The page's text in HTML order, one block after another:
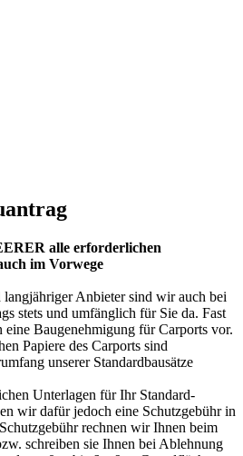
alle erforderlichen
im Vorwege
Anbieter sind wir auch bei
stets und umfänglich für Sie da. Fast
eine Baugenehmigung für Carports vor.
Papiere des Carports sind
unserer Standardbausätze
Unterlagen für Ihr Standard-
wir dafür jedoch eine Schutzgebühr in
rechnen wir Ihnen beim
schreiben sie Ihnen bei Ablehnung